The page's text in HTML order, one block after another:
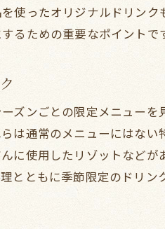
女子会のためのオリジナル演
テーブルデコレーションで女
題ディナーで女子会を旭区
女子会の思い出を写真に収め
心に残る女子会の演出方法
参加者全員が楽しむためのゲ
飲み放題ディナーでのサプラ
使ったオリジナルドリン
るための重要なポイントで
ズンごとの限定メニュー
は通常のメニューにはな
に使用したリゾットなど
とともに季節限定のドリ